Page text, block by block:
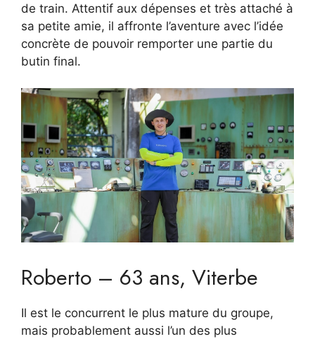
de train. Attentif aux dépenses et très attaché à
sa petite amie, il affronte l’aventure avec l’idée
concrète de pouvoir remporter une partie du
butin final.
Roberto – 63 ans, Viterbe
Il est le concurrent le plus mature du groupe,
mais probablement aussi l’un des plus